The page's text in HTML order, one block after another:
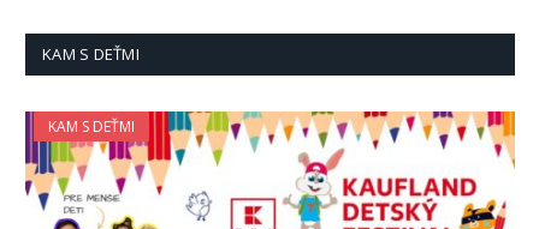
KAM S DEŤMI
KAM S DEŤMI